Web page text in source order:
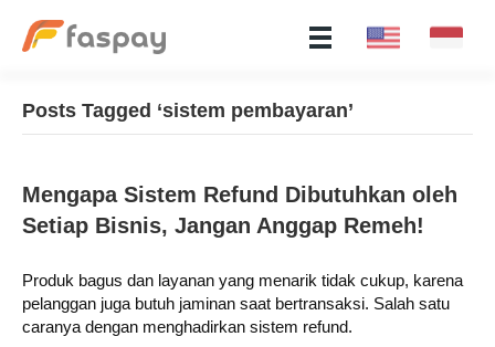
Posts Tagged ‘sistem pembayaran’
Mengapa Sistem Refund Dibutuhkan oleh
Setiap Bisnis, Jangan Anggap Remeh!
Produk bagus dan layanan yang menarik tidak cukup, karena
pelanggan juga butuh jaminan saat bertransaksi. Salah satu
caranya dengan menghadirkan sistem refund.